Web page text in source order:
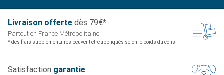
Livraison offerte dès 79€*
Partout en France Métropolitaine
* des frais supplémentaires peuvent être appliqués selon le poids du colis
Satisfaction garantie